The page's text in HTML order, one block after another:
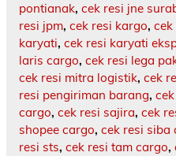
pontianak, cek resi jne
resi jpm, cek resi kargo,
karyati, cek resi karyati
laris cargo, cek resi lega
cek resi mitra logistik, cek
resi pengiriman barang,
cargo, cek resi sajira, cek
shopee cargo, cek resi siba
resi sts, cek resi tam cargo,